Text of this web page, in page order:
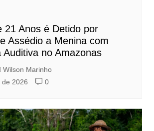
21 Anos é Detido por
Assédio a Menina com
Auditiva no Amazonas
Wilson Marinho
2026
0